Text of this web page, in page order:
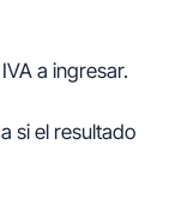
a ingresar.
si el resultado